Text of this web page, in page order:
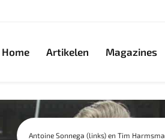
Home Artikelen Magazines
Antoine Sonnega (links) en Tim